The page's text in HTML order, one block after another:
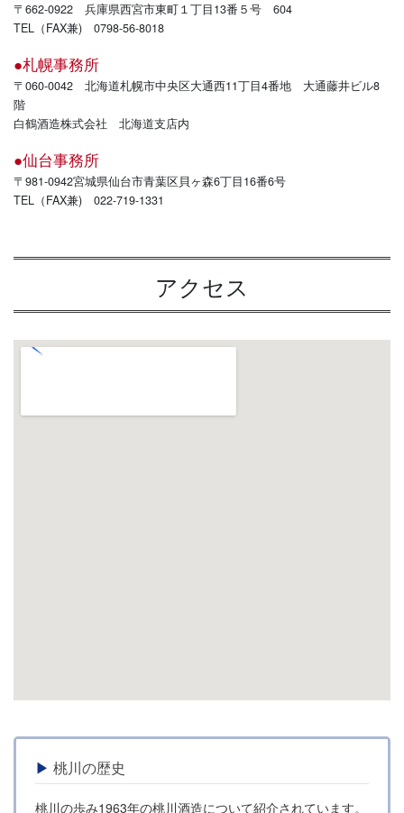
〒662-0922 兵庫県西宮市東町１丁目13番５号 604
TEL（FAX兼) 0798-56-8018
●札幌事務所
〒060-0042 北海道札幌市中央区大通西11丁目4番地 大通藤井ビル8
階
白鶴酒造株式会社 北海道支店内
●仙台事務所
〒981-0942宮城県仙台市青葉区貝ヶ森6丁目16番6号
TEL（FAX兼) 022-719-1331
アクセス
桃川の歴史
桃川の歩み1963年の桃川酒造について紹介されています。